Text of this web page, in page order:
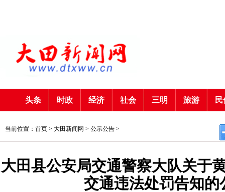
头条 时政 经济 社会 三明 旅游
当前位置：首页 > 大田新闻网 > 公示公告 >
大田县公安局交通警察大队关于
交通违法处罚告知的